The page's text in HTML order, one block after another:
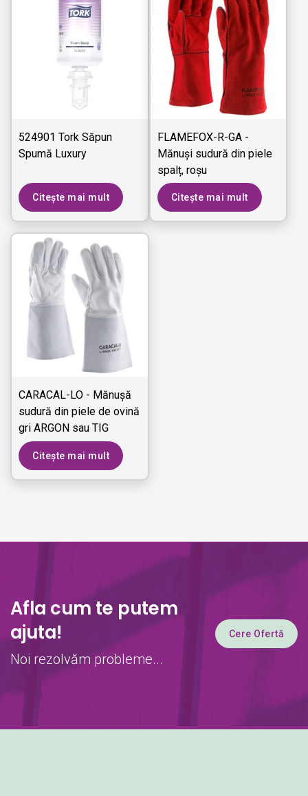
524901 Tork Săpun
Spumă Luxury
Citește mai mult
FLAMEFOX-R-GA -
Mănuși sudură din piele
spalț, roșu
Citește mai mult
CARACAL-LO - Mănușă
sudură din piele de ovină
gri ARGON sau TIG
Citește mai mult
Afla cum te putem
ajuta!
Noi rezolvăm probleme...
Cere Ofertă